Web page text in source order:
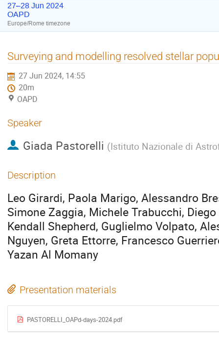
27–28 Jun 2024
OAPD
Europe/Rome timezone
Surveying and modelling resolved stellar
27 Jun 2024, 14:55
20m
OAPD
Speaker
Giada Pastorelli (Istituto Nazionale di
Description
Leo Girardi, Paola Marigo, Alessandro
Simone Zaggia, Michele Trabucchi,
Kendall Shepherd, Guglielmo Volpato,
Nguyen, Greta Ettorre, Francesco
Yazan Al Momany
Presentation materials
PASTORELLI_OAPd-days-2024.pdf